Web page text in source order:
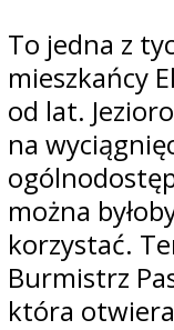
To jedna z
mieszkańcy
od lat.
na
można
korzystać.
Burmistrz
która